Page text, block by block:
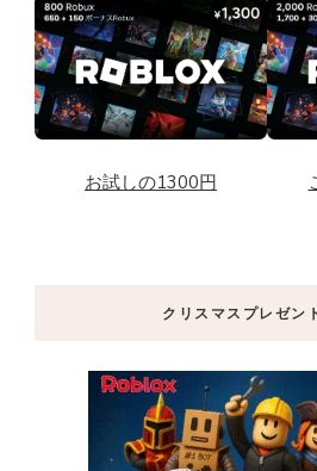
お試しの1300円
クリスマスプレゼン